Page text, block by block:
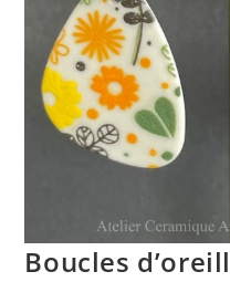
Boucles